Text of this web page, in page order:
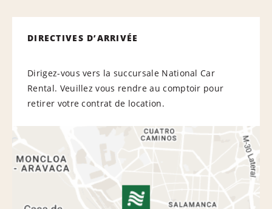
DIRECTIVES D’ARRIVÉE
Dirigez-vous vers la succursale National Car
Rental. Veuillez vous rendre au comptoir pour
retirer votre contrat de location.